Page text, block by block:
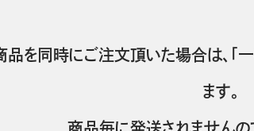
を同時にご注文頂いた場合は、「
ます。
商品毎に発送されませんの